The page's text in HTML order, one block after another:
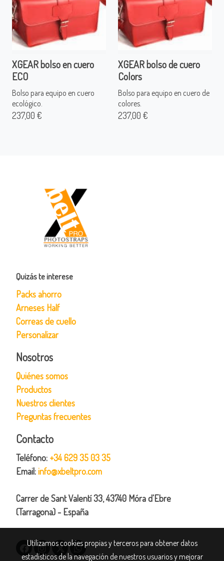
XGEAR bolso en cuero
ECO
Bolso para equipo en cuero
ecológico.
237,00 €
XGEAR bolso de cuero
Colors
Bolso para equipo en cuero de
colores.
237,00 €
Quizás te interese
Packs ahorro
Arneses Half
Correas de cuello
Personalizar
Nosotros
Quiénes somos
Productos
Nuestros clientes
Preguntas frecuentes
Contacto
Teléfono: +34 629 35 03 35
Email:info@xbeltpro.com
Carrer de Sant Valentí 33, 43740 Móra d'Ebre
(Tarragona) - España
Utilizamos cookies propias y terceros para obtener datos
estadísticos de la navegación de nuestros usuarios y mejorar